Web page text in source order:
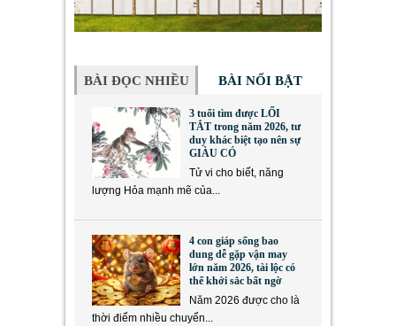
BÀI ĐỌC NHIỀU BÀI NỔI BẬT
3 tuổi tìm được LỐI
TẮT trong năm 2026, tư
duy khác biệt tạo nên sự
GIÀU CÓ
Tử vi cho biết, năng
lượng Hỏa mạnh mẽ của...
4 con giáp sống bao
dung dễ gặp vận may
lớn năm 2026, tài lộc có
thể khởi sắc bất ngờ
Năm 2026 được cho là
thời điểm nhiều chuyển...